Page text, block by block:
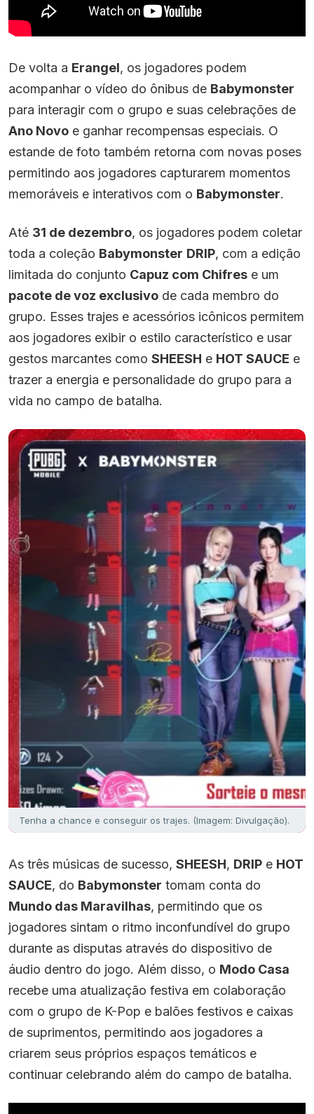
De volta a Erangel, os jogadores podem
acompanhar o vídeo do ônibus de Babymonster
para interagir com o grupo e suas celebrações de
Ano Novo e ganhar recompensas especiais. O
estande de foto também retorna com novas poses
permitindo aos jogadores capturarem momentos
memoráveis e interativos com o Babymonster.
Até 31 de dezembro, os jogadores podem coletar
toda a coleção Babymonster DRIP, com a edição
limitada do conjunto Capuz com Chifres e um
pacote de voz exclusivo de cada membro do
grupo. Esses trajes e acessórios icônicos permitem
aos jogadores exibir o estilo característico e usar
gestos marcantes como SHEESH e HOT SAUCE e
trazer a energia e personalidade do grupo para a
vida no campo de batalha.
Tenha a chance e conseguir os trajes. (Imagem: Divulgação).
As três músicas de sucesso, SHEESH, DRIP e HOT
SAUCE, do Babymonster tomam conta do
Mundo das Maravilhas, permitindo que os
jogadores sintam o ritmo inconfundível do grupo
durante as disputas através do dispositivo de
áudio dentro do jogo. Além disso, o Modo Casa
recebe uma atualização festiva em colaboração
com o grupo de K-Pop e balões festivos e caixas
de suprimentos, permitindo aos jogadores a
criarem seus próprios espaços temáticos e
continuar celebrando além do campo de batalha.